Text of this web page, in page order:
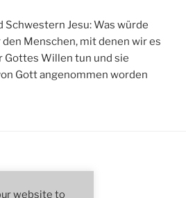
Schwestern Jesu: Was würde
Menschen, mit denen wir es
Gottes Willen tun und sie
Gott angenommen worden
website to